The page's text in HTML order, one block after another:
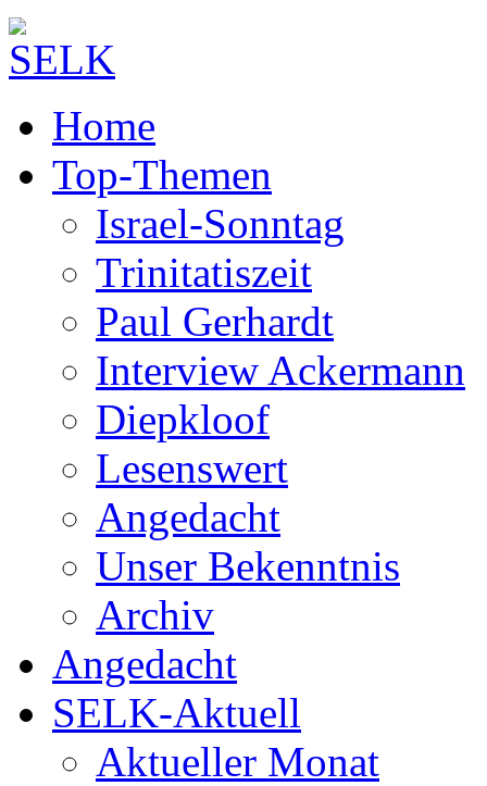
Home
Top-Themen
Israel-Sonntag
Trinitatiszeit
Paul Gerhardt
Interview Ackermann
Diepkloof
Lesenswert
Angedacht
Unser Bekenntnis
Archiv
Angedacht
SELK-Aktuell
Aktueller Monat